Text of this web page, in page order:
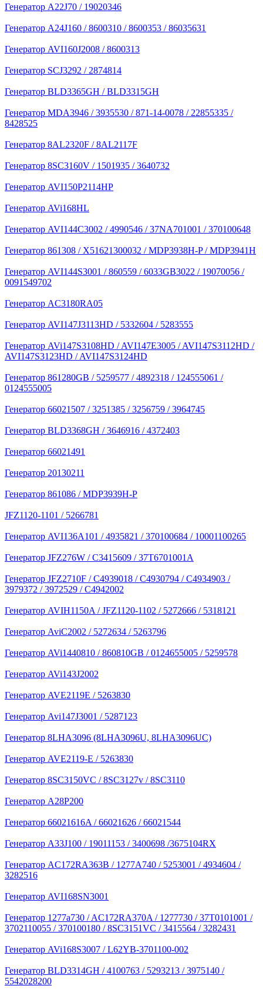
Генератор A22J70 / 19020346
Генератор A24J160 / 8600310 / 8600353 / 86035631
Генератор AVI160J2008 / 8600313
Генератор SCJ3292 / 2874814
Генератор BLD3365GH / BLD3315GH
Генератор MDA3946 / 3935530 / 871-14-0078 / 22855335 /
8428525
Генератор 8AL2320F / 8AL2117F
Генератор 8SC3160V / 1501935 / 3640732
Генератор AVI150P2114HP
Генератор AVi168HL
Генератор AVI144C3002 / 4990546 / 37NA701001 / 370100648
Генератор 861308 / X51621300032 / MDP3938H-P / MDP3941H
Генератор AVI144S3001 / 860559 / 6033GB3022 / 19070056 /
0091549702
Генератор AC3180RA05
Генератор AVI147J3113HD / 5332604 / 5283555
Генератор AVi147S3108HD / AVI147E3005 / AVI147S3112HD /
AVI147S3123HD / AVI147S3124HD
Генератор 861280GB / 5259577 / 4892318 / 124555061 /
0124555005
Генератор 66021507 / 3251385 / 3256759 / 3964745
Генератор BLD3368GH / 3646916 / 4372403
Генератор 66021491
Генератор 20130211
Генератор 861086 / MDP3939H-P
JFZ1120-1101 / 5266781
Генератор AVI136A101 / 4935821 / 370100684 / 10001100265
Генератор JFZ276W / C3415609 / 37T6701001A
Генератор JFZ2710F / C4939018 / C4930794 / C4934903 /
3979372 / 3972529 / C4942002
Генератор AVIH1150A / JFZ1120-1102 / 5272666 / 5318121
Генератор AviC2002 / 5272634 / 5263796
Генератор AVi1440810 / 860810GB / 0124655005 / 5259578
Генератор AVi143J2002
Генератор AVE2119E / 5263830
Генератор Avi147J3001 / 5287123
Генератор 8LHA3096 (8LHA3096U, 8LHA3096UC)
Генератор AVE2119-E / 5263830
Генератор 8SC3150VC / 8SC3127v / 8SC3110
Генератор A28P200
Генератор 66021616A / 66021626 / 66021544
Генератор A33J100 / 19011153 / 3400698 /3675104RX
Генератор AC172RA363B / 1277A740 / 5253001 / 4934604 /
3282516
Генератор AVI168SN3001
Генератор 1277a730 / AC172RA370A / 1277730 / 37T0101001 /
3702110055 / 370100180 / 8SC3151VC / 3415564 / 3282431
Генератор AVi168S3007 / L62YB-3701100-002
Генератор BLD3314GH / 4100763 / 5293213 / 3975140 /
5542028200